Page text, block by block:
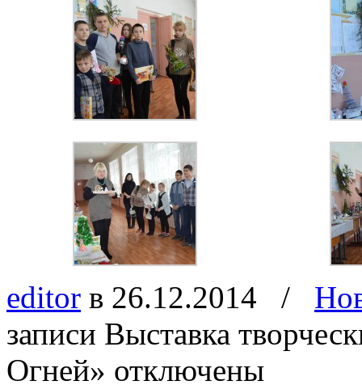
editor в 26.12.2014 /
записи Выставка
Огней» отключены